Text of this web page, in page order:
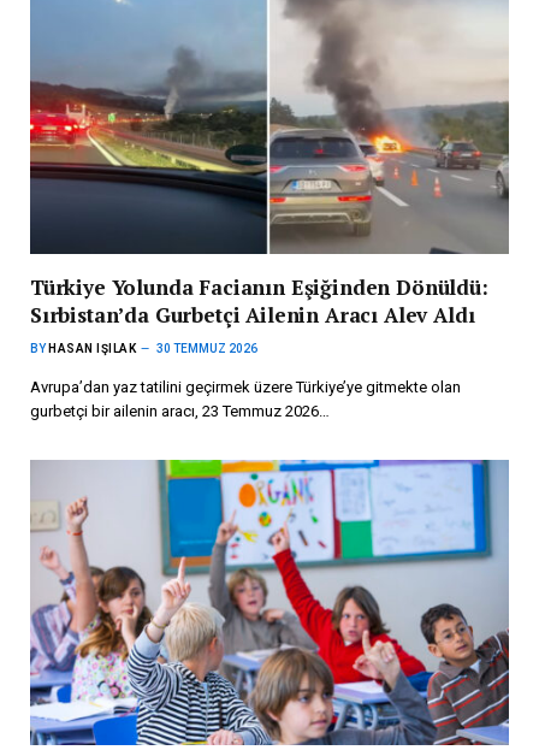
Türkiye Yolunda Facianın Eşiğinden Dönüldü:
Sırbistan’da Gurbetçi Ailenin Aracı Alev Aldı
BY HASAN IŞILAK 30 TEMMUZ 2026
Avrupa’dan yaz tatilini geçirmek üzere Türkiye’ye gitmekte olan
gurbetçi bir ailenin aracı, 23 Temmuz 2026…